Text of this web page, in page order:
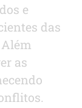
e
das
as